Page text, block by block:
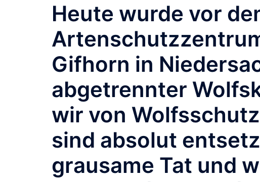
Heute wurde vor
Gifhorn in
abgetrennter
wir von
sind absolut
grausame Tat und